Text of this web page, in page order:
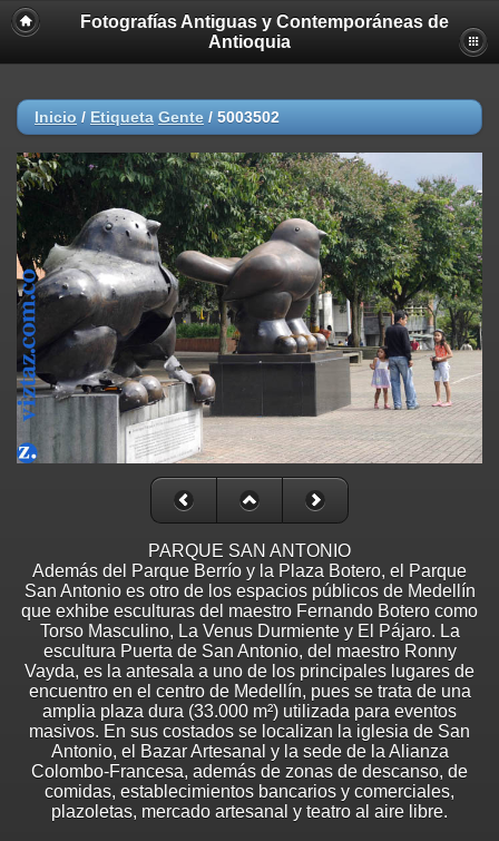
Fotografías Antiguas y Contemporáneas de
Antioquia
Inicio / Etiqueta Gente / 5003502
PARQUE SAN ANTONIO
Además del Parque Berrío y la Plaza Botero, el Parque
San Antonio es otro de los espacios públicos de Medellín
que exhibe esculturas del maestro Fernando Botero como
Torso Masculino, La Venus Durmiente y El Pájaro. La
escultura Puerta de San Antonio, del maestro Ronny
Vayda, es la antesala a uno de los principales lugares de
encuentro en el centro de Medellín, pues se trata de una
amplia plaza dura (33.000 m²) utilizada para eventos
masivos. En sus costados se localizan la iglesia de San
Antonio, el Bazar Artesanal y la sede de la Alianza
Colombo-Francesa, además de zonas de descanso, de
comidas, establecimientos bancarios y comerciales,
plazoletas, mercado artesanal y teatro al aire libre.